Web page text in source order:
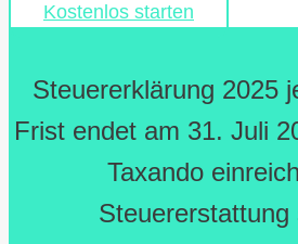
Kostenlos starten
Steuererklärung 2025
Frist endet am 31. Juli
Taxando
Steuererstattung